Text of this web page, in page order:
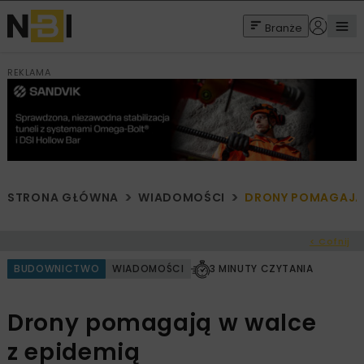
Branże
REKLAMA
STRONA GŁÓWNA WIADOMOŚCI DRONY
< Cofnij
BUDOWNICTWO WIADOMOŚCI 3 MINUTY CZYTANIA
Drony pomagają w walce
z epidemią